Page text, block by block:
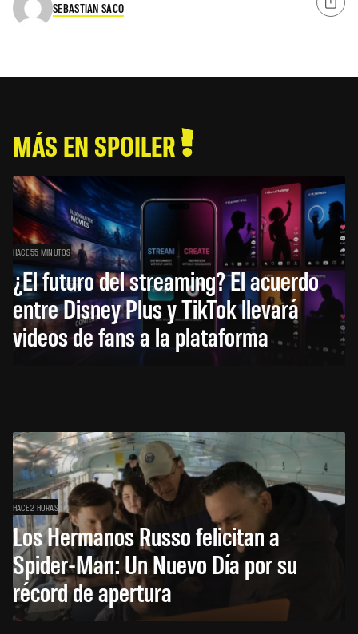
SEBASTIAN SACO
MÁS EN SPOILER
HACE 55 MINUTOS
¿El futuro del streaming? El acuerdo
entre Disney Plus y TikTok llevará
videos de fans a la plataforma
HACE 2 HORAS
Los Hermanos Russo felicitan a
Spider-Man: Un Nuevo Día por su
récord de apertura